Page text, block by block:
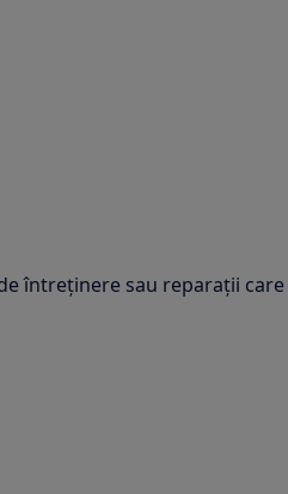
întreținere sau reparații care